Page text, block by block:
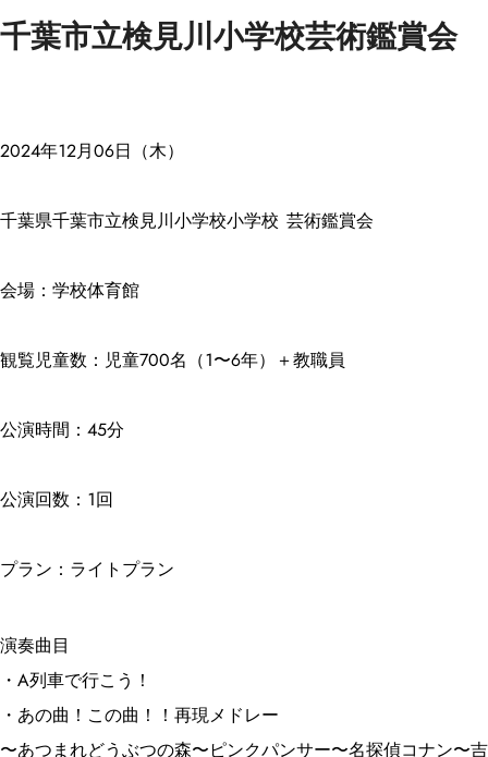
千葉市立検見川小学校芸術鑑賞会
2024年12月06日（木）
千葉県千葉市立検見川小学校小学校 芸術鑑賞会
会場：学校体育館
観覧児童数：児童700名（1〜6年）＋教職員
公演時間：45分
公演回数：1回
プラン：ライトプラン
演奏曲目
・A列車で行こう！
・あの曲！この曲！！再現メドレー
〜あつまれどうぶつの森〜ピンクパンサー〜名探偵コナン〜吉